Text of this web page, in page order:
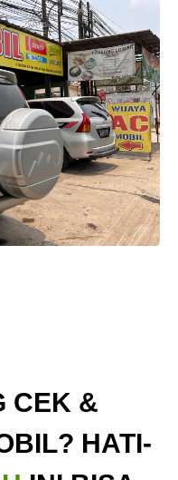
CEK &
HATI-